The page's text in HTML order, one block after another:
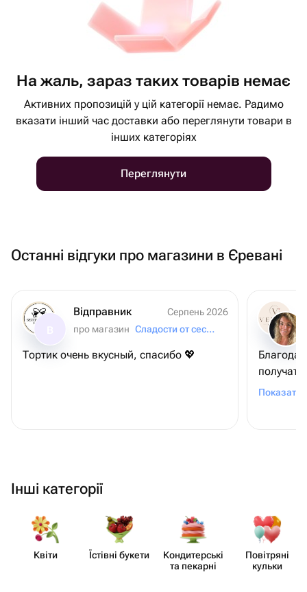
На жаль, зараз таких товарів немає
Активних пропозицій у цій категорії немає. Радимо
вказати інший час доставки або переглянути товари в
інших категоріях
Переглянути
Останні відгуки про магазини в Єревані
Відправник
Серпень 2026
про магазин
Сладости от сестер
Тортик очень вкусный, спасибо 💖
вопрос
Показати
Інші категорії
Квіти Їстівні букети
Кондит​ерські
та пекарні
Повітряні
кульки